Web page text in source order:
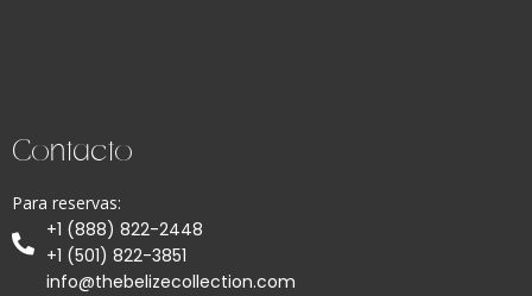
Contacto
Para reservas:
+1 (888) 822-2448
+1 (501) 822-3851
info@thebelizecollection.com